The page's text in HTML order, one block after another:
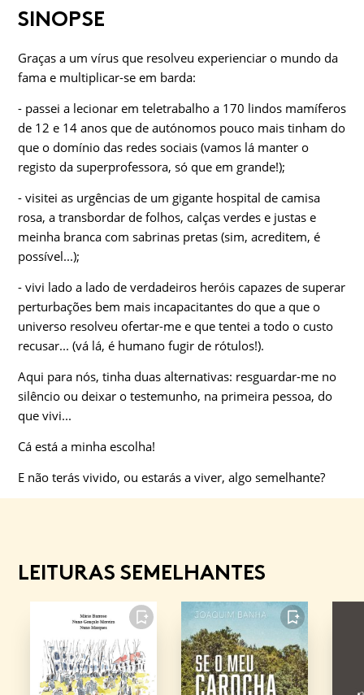
SINOPSE
Graças a um vírus que resolveu experienciar o mundo da
fama e multipli­car-se em barda:
- passei a lecionar em teletrabalho a 170 lindos mamíferos
de 12 e 14 anos que de autónomos pouco mais tinham do
que o domínio das redes sociais (vamos lá manter o
registo da superprofessora, só que em grande!);
- visitei as urgências de um gigante hospital de camisa
rosa, a transbordar de folhos, calças verdes e justas e
meinha branca com sabrinas pretas (sim, acreditem, é
possível...);
- vivi lado a lado de verdadeiros heróis capazes de superar
perturbações bem mais incapacitantes do que a que o
universo resolveu ofertar-me e que tentei a todo o custo
recusar... (vá lá, é humano fugir de rótulos!).
Aqui para nós, tinha duas alternativas: resguardar-me no
silêncio ou deixar o testemunho, na primeira pessoa, do
que vivi...
Cá está a minha escolha!
E não terás vivido, ou estarás a viver, algo semelhante?
LEITURAS SEMELHANTES
FAVORITO FAVORITO